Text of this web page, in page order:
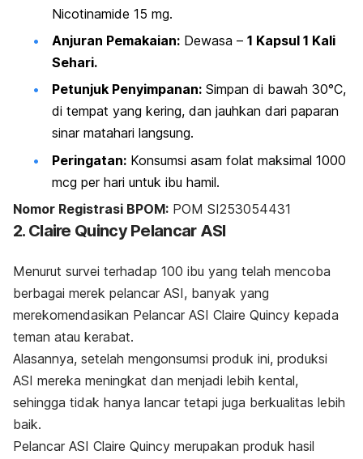
Nicotinamide 15 mg.
Anjuran Pemakaian: Dewasa – 1 Kapsul 1 Kali
Sehari.
Petunjuk Penyimpanan: Simpan di bawah 30°C,
di tempat yang kering, dan jauhkan dari paparan
sinar matahari langsung.
Peringatan: Konsumsi asam folat maksimal 1000
mcg per hari untuk ibu hamil.
Nomor Registrasi BPOM: POM SI253054431
2. Claire Quincy Pelancar ASI
Menurut survei terhadap 100 ibu yang telah mencoba
berbagai merek pelancar ASI, banyak yang
merekomendasikan Pelancar ASI Claire Quincy kepada
teman atau kerabat.
Alasannya, setelah mengonsumsi produk ini, produksi
ASI mereka meningkat dan menjadi lebih kental,
sehingga tidak hanya lancar tetapi juga berkualitas lebih
baik.
Pelancar ASI Claire Quincy merupakan produk hasil